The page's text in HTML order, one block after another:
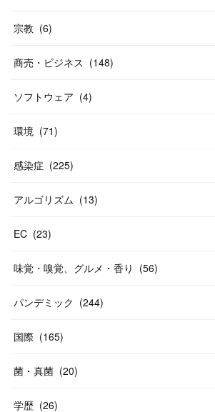
宗教 (6)
商売・ビジネス (148)
ソフトウェア (4)
環境 (71)
感染症 (225)
アルゴリズム (13)
EC (23)
味覚・嗅覚、グルメ・香り (56)
パンデミック (244)
国際 (165)
菌・真菌 (20)
学歴 (26)